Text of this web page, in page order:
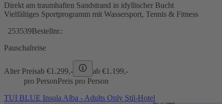
Direkt am traumhaften Sandstrand in idyllischer Bucht
Vielfältiges Sportprogramm mit Wassersport, Tennis & Fitness
253539Bestellnr.:
Pauschalreise
Alter Preisab €1.299,- ab €1.199,-
pro PersonPreis pro Person
TUI BLUE Insula Alba - Adults Only Stil-Hotel